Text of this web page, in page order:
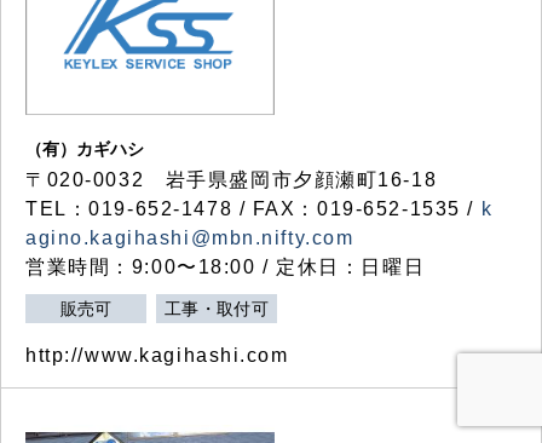
（有）カギハシ
〒020-0032 岩手県盛岡市夕顔瀬町16-18
TEL：019-652-1478 / FAX：019-652-1535 / k
agino.kagihashi@mbn.nifty.com
営業時間：9:00〜18:00 / 定休日：日曜日
販売可 工事・取付可
http://www.kagihashi.com